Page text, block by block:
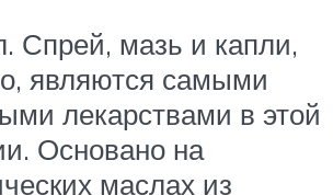
Спрей, мазь и капли,
являются самыми
лекарствами в этой
Основано на
маслах из